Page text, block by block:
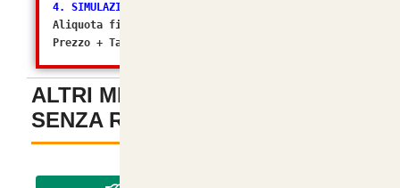
4. SIMULAZIONE FINALE
Aliquota finale calcolata da osC: 22%
Prezzo + Tasse (Matematico): 5.99996
ALTRI METODI DI PAGAMENTO
SENZA REGISTRAZIONE